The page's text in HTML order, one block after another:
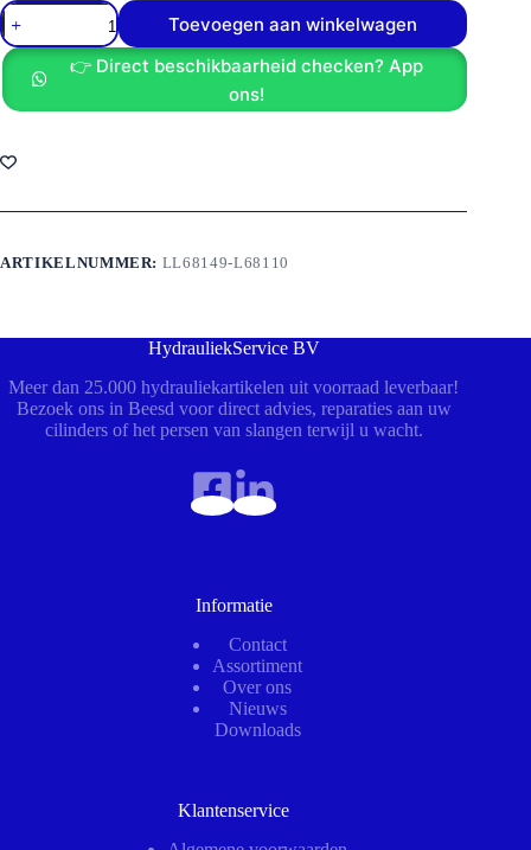
Kegellager
34.987*59.975*15.875
aantal
Toevoegen aan winkelwagen
👉 Direct beschikbaarheid checken? App
ons!
ARTIKELNUMMER: LL68149-L68110
HydrauliekService BV
Meer dan 25.000 hydrauliekartikelen uit voorraad leverbaar!
Bezoek ons in Beesd voor direct advies, reparaties aan uw
cilinders of het persen van slangen terwijl u wacht.
Informatie
Contact
Assortiment
Over ons
Nieuws
Downloads
Klantenservice